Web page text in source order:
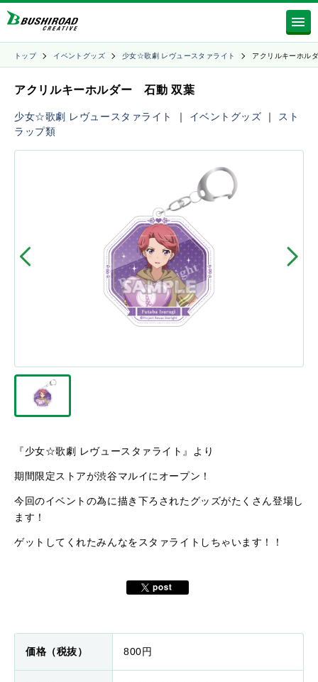
トップ イベントグッズ 少女☆歌劇 レヴュースタァライト アクリルキーホル
アクリルキーホルダー 石動 双葉
少女☆歌劇 レヴュースタァライト ｜ イベントグッズ ｜
スト
ラップ類
『少女☆歌劇 レヴュースタァライト』より
期間限定ストアが渋谷マルイにオープン！
今回のイベントの為に描き下ろされたグッズがたくさん登場し
ます！
ゲットしてくれたみんなをスタァライトしちゃいます！！
価格（税抜） 800円